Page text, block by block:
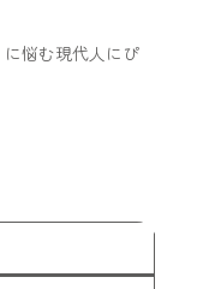
に悩む現代人にぴ